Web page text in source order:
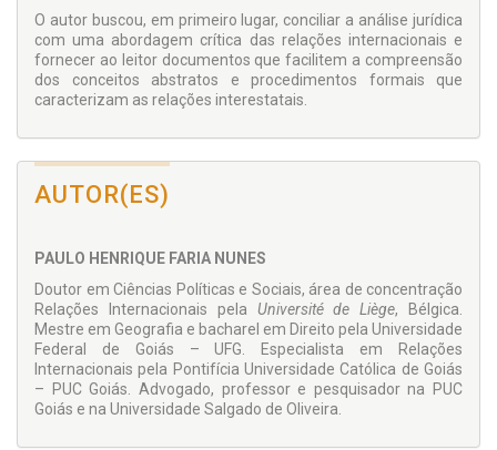
O autor buscou, em primeiro lugar, conciliar a análise jurídi­ca
com uma abordagem crítica das relações internacionais e
fornecer ao leitor documentos que facilitem a compreen­são
dos conceitos abstratos e procedimentos formais que
caracterizam as relações interestatais.
AUTOR(ES)
PAULO HENRIQUE FARIA NUNES
Doutor em Ciências Políticas e Sociais, área de concen­tração
Relações Internacio­nais pela Université de Liège, Bélgica.
Mestre em Geogra­fia e bacharel em Direito pela Universidade
Federal de Goiás – UFG. Especialista em Relações
Internacionais pela Pontifícia Universidade Católica de Goiás
– PUC Goiás. Advogado, professor e pes­quisador na PUC
Goiás e na Universidade Salgado de Oliveira.